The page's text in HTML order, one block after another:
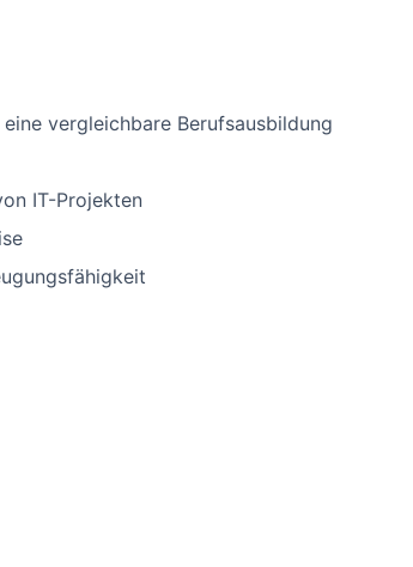
vergleichbare Berufsausbildung
IT-Projekten